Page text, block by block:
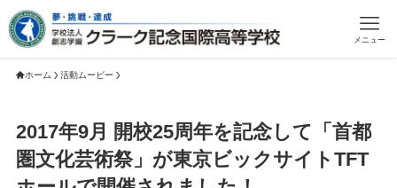
メニュー
ホーム 活動ムービー
2017年9月 開校25周年を記念して「首都
圏文化芸術祭」が東京ビックサイトTFT